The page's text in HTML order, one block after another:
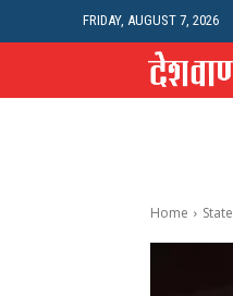
FRIDAY, AUGUST 7, 2026
Home State